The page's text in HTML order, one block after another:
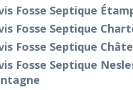
Fosse Septique
Fosse Septique
Fosse Septique
Fosse Septique